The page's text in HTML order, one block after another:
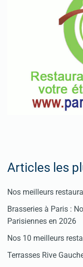
Articles les
Nos meilleurs
Brasseries à Paris :
Parisiennes en 2026
Nos 10 meilleurs
Terrasses Rive